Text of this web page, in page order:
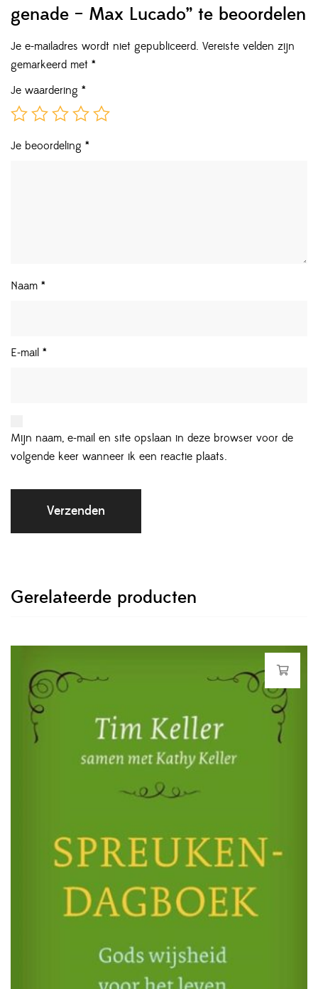
genade – Max Lucado” te beoordelen
Je e-mailadres wordt niet gepubliceerd. Vereiste velden zijn
gemarkeerd met *
Je waardering *
Je beoordeling *
Naam *
E-mail *
Mijn naam, e-mail en site opslaan in deze browser voor de
volgende keer wanneer ik een reactie plaats.
Gerelateerde producten